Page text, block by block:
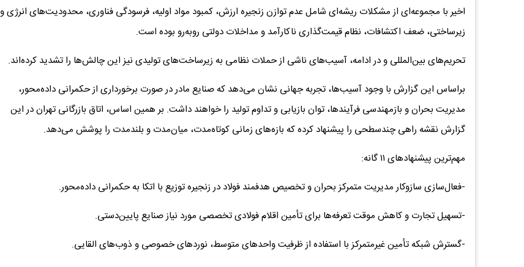
اخیر با مجموعه‌ای از مشکلات ریشه‌ای شامل عدم توازن زنجیره ارزش، کمبود مواد اولیه، فرسودگی فناوری، محدودیت‌های انرژی و
زیرساختی، ضعف اکتشافات، نظام قیمت‌گذاری ناکارآمد و مداخلات دولتی روبه‌رو بوده است.
تحریم‌های بین‌المللی و در ادامه، آسیب‌های ناشی از حملات نظامی به زیرساخت‌های تولیدی نیز این چالش‌ها را تشدید کرده‌اند.
براساس این گزارش با وجود آسیب‌ها، تجربه جهانی نشان می‌دهد که صنایع مادر در صورت برخورداری از حکمرانی داده‌محور،
مدیریت بحران و بازمهندسی فرآیندها، توان بازیابی و تداوم تولید را خواهند داشت. بر همین اساس، اتاق بازرگانی تهران در این
گزارش نقشه راهی چندسطحی را پیشنهاد کرده که بازه‌های زمانی کوتاه‌مدت، میان‌مدت و بلندمدت را پوشش می‌دهد.
مهم‌ترین پیشنهاد‌های ۱۱ گانه:
-فعال‌سازی سازوکار مدیریت متمرکز بحران و تخصیص هدفمند فولاد در زنجیره توزیع با اتکا به حکمرانی داده‌محور.
-تسهیل تجارت و کاهش موقت تعرفه‌ها برای تأمین اقلام فولادی تخصصی مورد نیاز صنایع پایین‌دستی.
-گسترش شبکه تأمین غیرمتمرکز با استفاده از ظرفیت واحد‌های متوسط، نورد‌های خصوصی و ذوب‌های القایی.